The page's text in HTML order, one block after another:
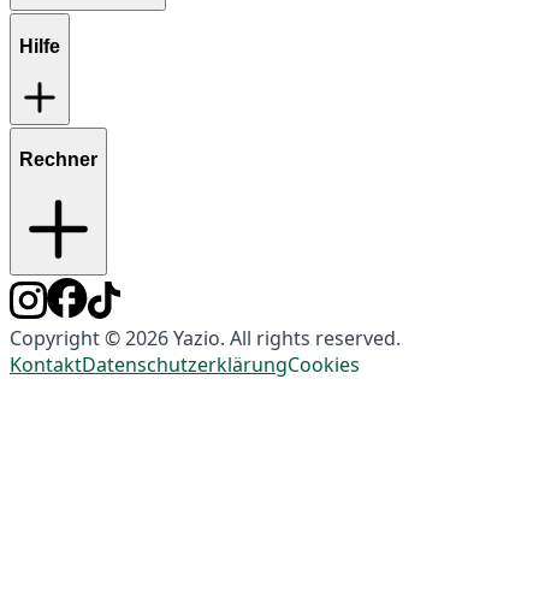
Hilfe
Rechner
Copyright © 2026 Yazio. All rights reserved.
KontaktDatenschutzerklärungCookies